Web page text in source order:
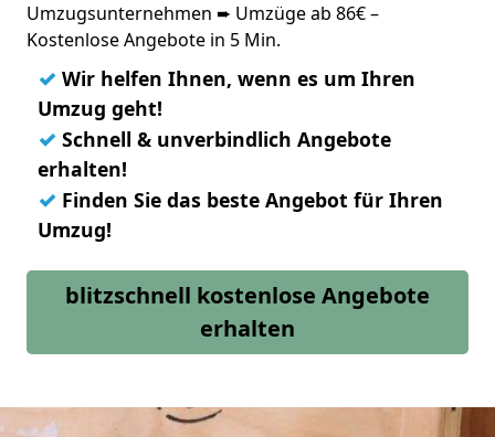
Umzugsunternehmen ➨ Umzüge ab 86€ –
Kostenlose Angebote in 5 Min.
✓ Wir helfen Ihnen, wenn es um Ihren
Umzug geht!
✓ Schnell & unverbindlich Angebote
erhalten!
✓ Finden Sie das beste Angebot für Ihren
Umzug!
blitzschnell kostenlose Angebote
erhalten